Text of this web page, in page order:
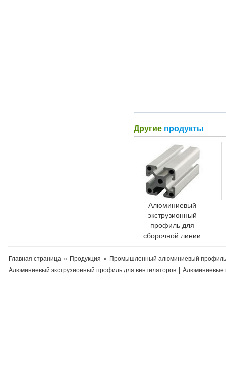
Другие продукты
Алюминиевый
экструзионный
профиль для
сборочной линии
Главная страница » Продукция » Промышленный алюминиевый профиль
Алюминиевый экструзионный профиль для вентиляторов
Алюминиевые